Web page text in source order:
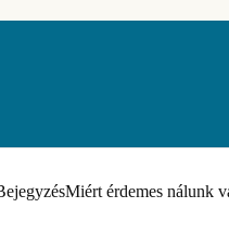
Miért érdemes nálunk